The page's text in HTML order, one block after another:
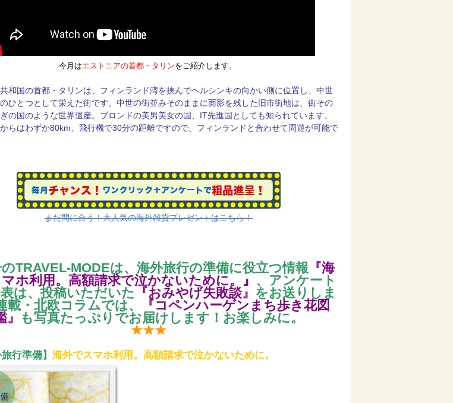
今月はエストニアの首都・タリンをご紹介します。
和国の首都・タリンは、フィンランド湾を挟んでヘルシンキの向かい側に位置し、中世
ひとつとして栄えた街です。中世の街並みそのままに面影を残した旧市街地は、街その
の国のような世界遺産。ブロンドの美男美女の国、IT先進国としても知られています。
らはわずか80km、飛行機で30分の距離ですので、フィンランドと合わせて周遊が可能で
まだ間に合う！大人気の海外雑貨プレゼントはこちら！
TRAVEL-MODEは、海外旅行の準備に役立つ情報 『海
ホ利用。高額請求で泣かないために。』 、アンケート
は、投稿いただいた 『おみやげ失敗談』 をお送りしま
載・北欧コラムでは、
『コペンハーゲンまち歩き花図
』
も写真たっぷりでお届けします！お楽しみに。
★★★
行準備】 海外でスマホ利用。高額請求で泣かないために。